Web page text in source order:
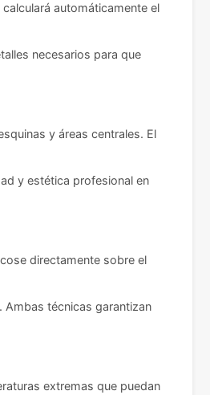
automáticamente el
necesarios para que
y áreas centrales. El
y estética profesional en
directamente sobre el
técnicas garantizan
extremas que puedan